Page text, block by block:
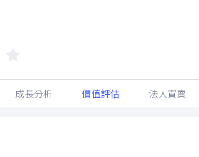
成長分析 價值評估 法人買賣